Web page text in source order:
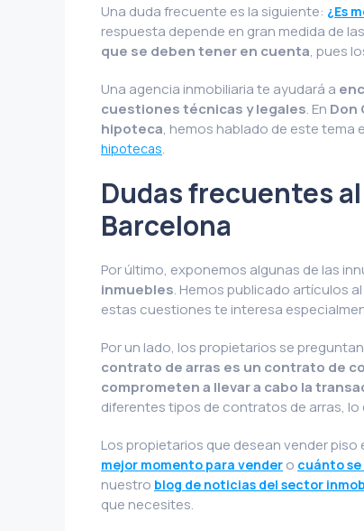
Una duda frecuente es la siguiente: ¿Es
respuesta depende en gran medida de
que se deben tener en cuenta, pues
Una agencia inmobiliaria te ayudará a
cuestiones técnicas y legales. En Don
hipoteca, hemos hablado de este tema
hipotecas.
Dudas frecuentes
Barcelona
Por último, exponemos algunas de las
inmuebles. Hemos publicado artículos
estas cuestiones te interesa
Por un lado, los propietarios se
contrato de arras es un contrato de
comprometen a llevar a cabo la
diferentes tipos de contratos de arras,
Los propietarios que desean vender
mejor momento para vender o cuánto
nuestro blog de noticias del sector
que necesites.